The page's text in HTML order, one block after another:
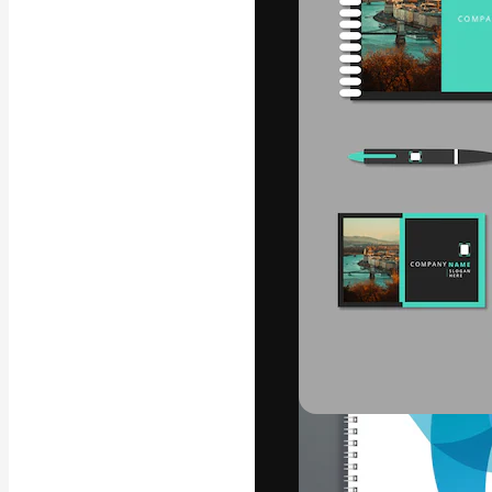
La piattaforma
migliori lavori.
creativi,
Italiano
Copyright ©